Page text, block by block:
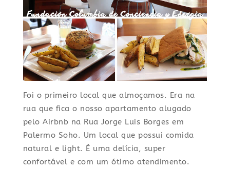
Foi o primeiro local que almoçamos. Era na
rua que fica o nosso apartamento alugado
pelo Airbnb na Rua Jorge Luis Borges em
Palermo Soho. Um local que possui comida
natural e light. É uma delícia, super
confortável e com um ótimo atendimento.